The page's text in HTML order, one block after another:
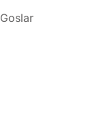
Gos­lar